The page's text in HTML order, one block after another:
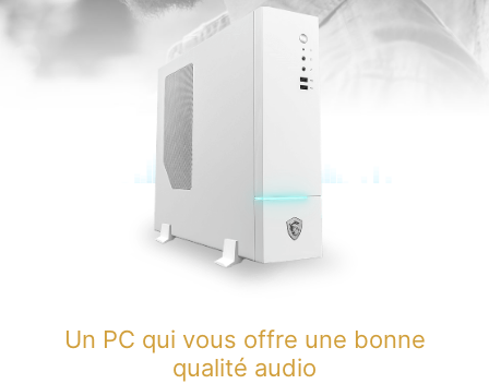
Un PC qui vous offre une bonne
qualité audio